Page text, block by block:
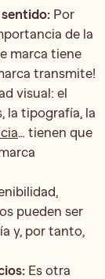
Por
de la
marca tiene
transmite!
visual: el
la tipografía, la
… tienen que
pueden ser
y, por tanto,
Es otra